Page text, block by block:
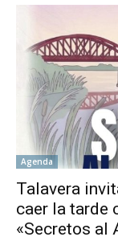
Agenda
Talavera
caer la tarde
«Secretos al